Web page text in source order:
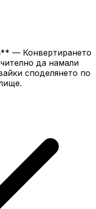
— Конвертирането
да намали
споделянето по